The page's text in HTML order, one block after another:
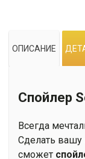
ОПИСАНИЕ
Спойлер
Всегда
Сделать вашу
сможет